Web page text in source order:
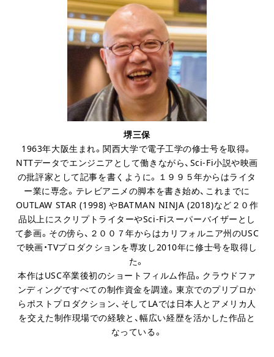
堺三保
1963年大阪生まれ。関西大学で電子工学の修士号を取得。
NTTデータでエンジニアとして働きながら、Sci-Fi小説や映画
の批評家として記事を書くように。１９９５年からはライタ
ー業に専念。テレビアニメの脚本を書き始め、これまでに
OUTLAW STAR (1998) やBATMAN NINJA (2018)など２０作
品以上にスクリプトライターやSci-Fiスーパーバイザーとし
て参画。その傍ら、２００７年からはカリフォルニア州のUSC
で映画・TVプロダクションを専攻し2010年に修士号を取得し
た。
本作はUSC卒業後初のショートフィルム作品。クラウドファ
ンディングですべての制作資金を調達。東京でのプリプロか
らポストプロダクション、そしてLAでは日本人とアメリカ人
を交えた制作現場での経験と、幅広い経歴を活かした作品と
なっている。